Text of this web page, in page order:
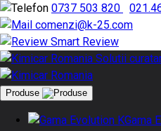
0737 503 820
comenzi@k-25.com
Smart Review
Produse
Gama